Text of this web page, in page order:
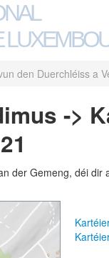
den Duerchléiss a
->
der Gemeng, déi